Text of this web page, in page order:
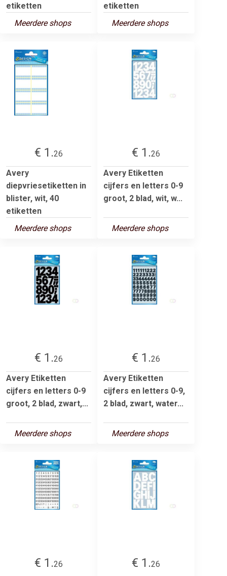
etiketten
Meerdere shops
etiketten
Meerdere shops
€ 1.26
Avery
diepvriesetiketten in
blister, wit, 40
etiketten
Meerdere shops
€ 1.26
Avery Etiketten
cijfers en letters 0-9
groot, 2 blad, wit, w...
Meerdere shops
€ 1.26
Avery Etiketten
cijfers en letters 0-9
groot, 2 blad, zwart,...
Meerdere shops
€ 1.26
Avery Etiketten
cijfers en letters 0-9,
2 blad, zwart, water...
Meerdere shops
€ 1.26 € 1.26